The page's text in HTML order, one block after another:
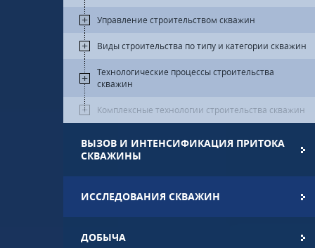
Управление строительством скважин
Виды строительства по типу и категории скважин
Технологические процессы строительства
скважин
Комплексные технологии строительства скважин
ВЫЗОВ И ИНТЕНСИФИКАЦИЯ ПРИТОКА
СКВАЖИНЫ
ИССЛЕДОВАНИЯ СКВАЖИН
ДОБЫЧА